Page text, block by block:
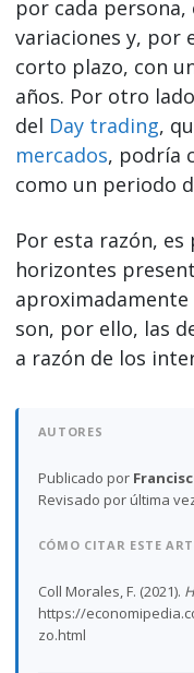
por cada
variaciones y, por
corto plazo, con
años. Por otro
del Day trading,
mercados, podría
como un periodo
Por esta razón,
horizontes
son, por ello, las
a razón de los
AUTORES
Publicado por
Revisado por última
CÓMO CITAR ESTE
Coll Morales, F. (2021).
https://
zo.html